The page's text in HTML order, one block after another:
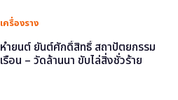
เครื่องราง
หำยนต์ ยันต์ศักดิ์สิทธิ์ สถาปัตยกรรม
เรือน – วัดล้านนา ขับไล่สิ่งชั่วร้าย